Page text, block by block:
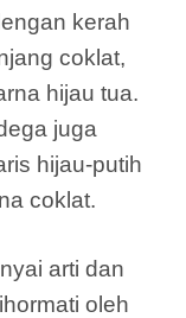
kerah
coklat,
hijau tua.
juga
hijau-putih
coklat.
arti dan
oleh